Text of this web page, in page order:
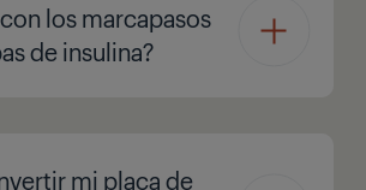
los marcapasos
de insulina?
mi placa de